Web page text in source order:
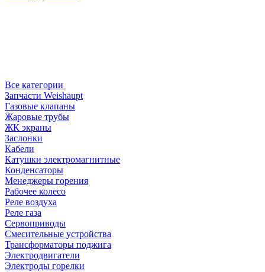
Все категории
Запчасти Weishaupt
Газовые клапаны
Жаровые трубы
ЖК экраны
Заслонки
Кабели
Катушки электромагнитные
Конденсаторы
Менеджеры горения
Рабочее колесо
Реле воздухa
Реле газа
Сервоприводы
Смесительные устройства
Трансформаторы поджига
Электродвигатели
Электроды горелки